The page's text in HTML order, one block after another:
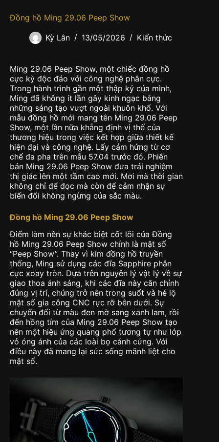
Đồng hồ Ming 29.06 Peep Show
Kỳ Lân 13/05/2026 Kiến thức
Ming 29.06 Peep Show, một chiếc đồng hồ
cực kỳ độc đáo với công nghệ phân cực.
Trong hành trình gần một thập kỷ của mình,
Ming đã không ít lần gây kinh ngạc bằng
những sáng tạo vượt ngoài khuôn khổ. Với
mẫu đồng hồ mới mang tên Ming 29.06 Peep
Show, một lần nữa khẳng định vị thế của
thương hiệu trong việc kết hợp giữa thiết kế
hiện đại và công nghệ. Lấy cảm hứng từ cơ
chế đa pha trên mẫu 57.04 trước đó. Phiên
bản Ming 29.06 Peep Show đưa trải nghiệm
thị giác lên một tầm cao mới. Mơi mà thời gian
không chỉ để đọc mà còn để cảm nhận sự
biến đổi không ngừng của sắc màu.
Đồng hồ Ming 29.06 Peep Show
Điểm làm nên sự khác biệt cốt lõi của Đồng
hồ Ming 29.06 Peep Show chính là mặt số
“Peep Show”. Thay vì kim đồng hồ truyền
thống, Ming sử dụng các đĩa Sapphire phân
cực xoay tròn. Dựa trên nguyên lý vật lý về sự
giao thoa ánh sáng, khi các đĩa này căn chỉnh
đúng vị trí, chúng trở nên trong suốt và hé lộ
mặt số gia công CNC rực rỡ bên dưới. Sự
chuyển đổi từ màu đen mờ sang xanh lam, rồi
đến hồng tím của Ming 29.06 Peep Show tạo
nên một hiệu ứng quang phổ tương tự như lớp
vỏ óng ánh của các loài bọ cánh cứng. Với
điều này đã mang lại sức sống mãnh liệt cho
mặt số.